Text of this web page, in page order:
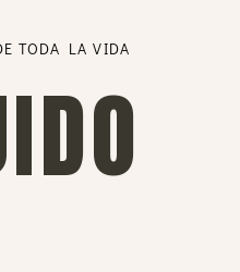
TODA LA VIDA